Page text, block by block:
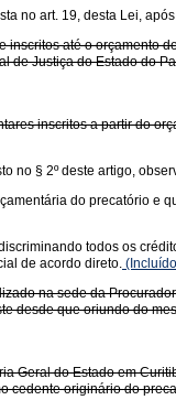
no art. 19, desta Lei,
até o orçamento
Justiça do Estado do
inscritos a partir do
no § 2º deste artigo,
do precatório e
todos os
de acordo direto.
na sede da
desde que oriundo do
do Estado em
originário do